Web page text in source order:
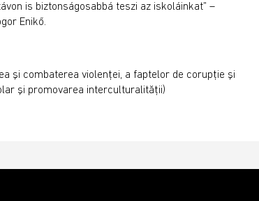
is biztonságosabbá teszi az iskoláinkat” –
Enikő.
şi combaterea violenţei, a faptelor de corupţie şi
şi promovarea interculturalităţii)